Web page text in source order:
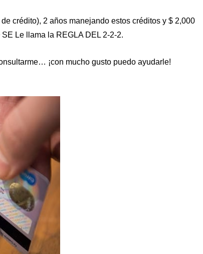
crédito), 2 años manejando estos créditos y $ 2,000
Le llama la REGLA DEL 2-2-2.
¡con mucho gusto puedo ayudarle!